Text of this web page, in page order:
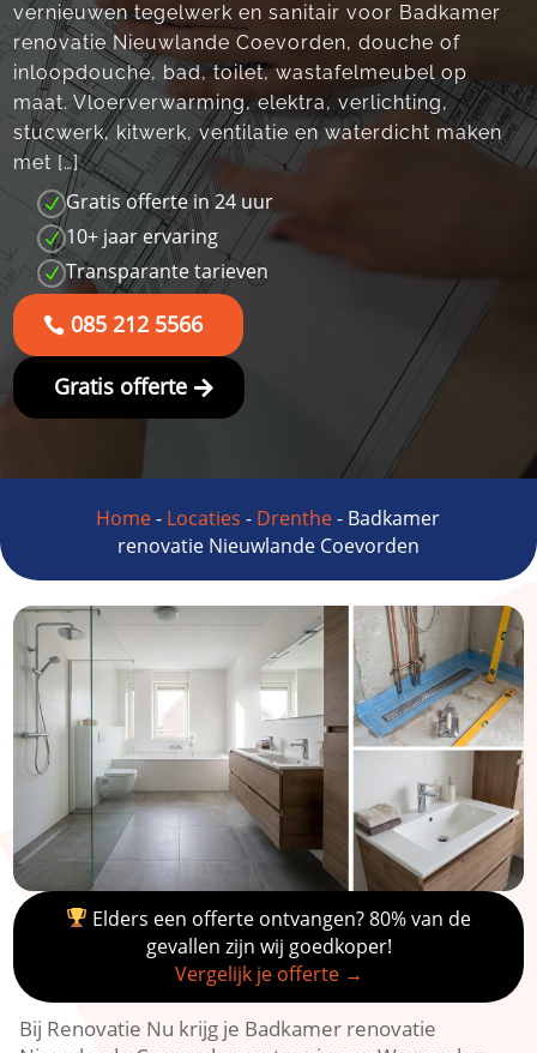
vernieuwen tegelwerk en sanitair voor Badkamer
renovatie Nieuwlande Coevorden, douche of
inloopdouche, bad, toilet, wastafelmeubel op
maat. Vloerverwarming, elektra, verlichting,
stucwerk, kitwerk, ventilatie en waterdicht maken
met […]
N Gratis offerte in 24 uur
N 10+ jaar ervaring
N Transparante tarieven
085 212 5566
Gratis offerte
Home- Locaties - Drenthe- Badkamer
renovatie Nieuwlande Coevorden
Elders een offerte ontvangen? 80% van de
gevallen zijn wij goedkoper!
Vergelijk je offerte →
Bij Renovatie Nu krijg je Badkamer renovatie